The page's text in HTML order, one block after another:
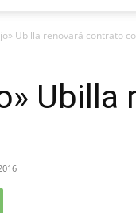
Ubilla renovará contrato